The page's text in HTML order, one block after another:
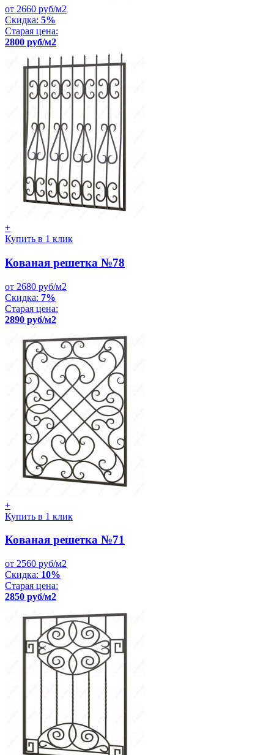
от 2660 руб/м2
Скидка: 5%
Старая цена:
2800 руб/м2
+
Купить в 1 клик
Кованая решетка №78
от 2680 руб/м2
Скидка: 7%
Старая цена:
2890 руб/м2
+
Купить в 1 клик
Кованая решетка №71
от 2560 руб/м2
Скидка: 10%
Старая цена:
2850 руб/м2